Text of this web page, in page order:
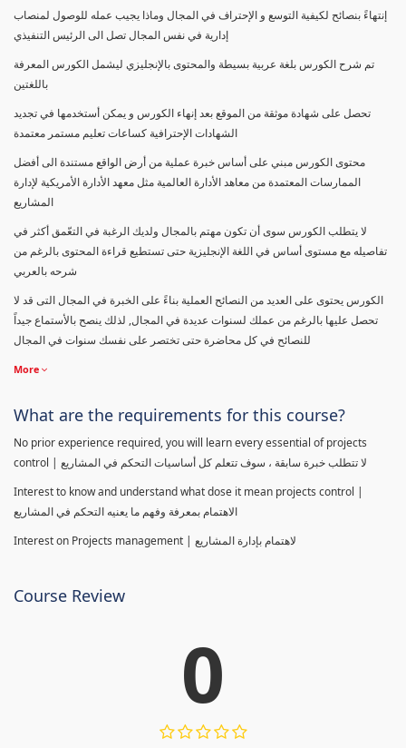
إنتهاءً بنصائح لكيفية التوسع و الإحتراف في المجال وماذا يجيب عمله للوصول لمنصاب
إدارية في نفس المجال تصل الى الرئيس التنفيذي
تم شرح الكورس بلغة عربية بسيطة والمحتوى بالإنجليزي ليشمل الكورس المعرفة
باللغتين
تحصل على شهادة موثقة من الموقع بعد إنهاء الكورس و يمكن أستخدمها في تجديد
الشهادات الإحترافية كساعات تعليم مستمر معتمدة
محتوى الكورس مبني على أساس خبرة عملية من أرض الواقع مستندة الى أفضل
الممارسات المعتمدة من معاهد الأدارة العالمية مثل معهد الأدارة الأمريكية لإدارة
المشاريع
لا يتطلب الكورس سوى أن تكون مهتم بالمجال ولديك الرغبة في التعّمق أكثر في
تفاصيله مع مستوى أساس في اللغة الإنجليزية حتى تستطيع قراءة المحتوى بالرغم من
شرحه بالعربي
الكورس يحتوى على العديد من النصائح العملية بناءً على الخبرة في المجال التى قد لا
تحصل عليها بالرغم من عملك لسنوات عديدة في المجال, لذلك ينصح بالأستماع جيداً
للنصائح في كل محاضرة حتى تختصر على نفسك سنوات في المجال
More
What are the requirements for this course?
No prior experience required, you will learn every essential of projects
control | لا تتطلب خبرة سابقة ، سوف تتعلم كل أساسيات التحكم في المشاريع
Interest to know and understand what dose it mean projects control |
الاهتمام بمعرفة وفهم ما يعنيه التحكم في المشاريع
Interest on Projects management | لاهتمام بإدارة المشاريع
Course Review
0